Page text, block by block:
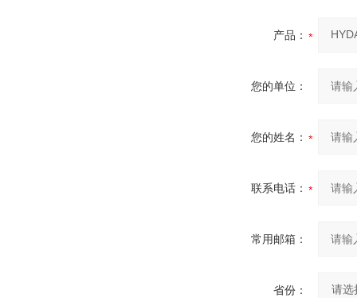
产品：
您的单位：
您的姓名：
联系电话：
常用邮箱：
省份：